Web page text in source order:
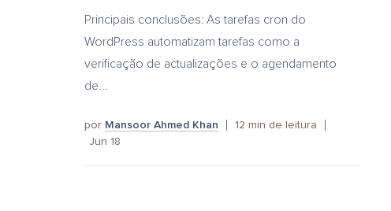
Principais conclusões: As tarefas cron do
WordPress automatizam tarefas como a
verificação de actualizações e o agendamento
de...
por Mansoor Ahmed Khan 12 min de leitura
Jun 18